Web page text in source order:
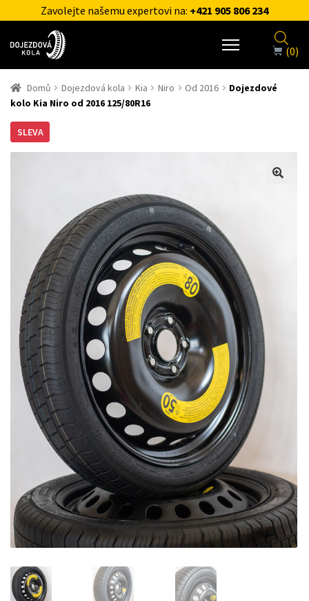
Zavolejte našemu expertovi na: +421 905 806 234
(0)
Domů Dojezdová kola Kia Niro Od 2016
Dojezdové
kolo Kia Niro od 2016 125/80R16
SLEVA